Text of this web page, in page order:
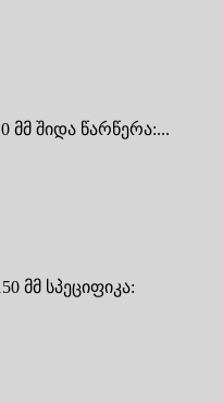
მმ შიდა წარწერა:...
მმ სპეციფიკა: